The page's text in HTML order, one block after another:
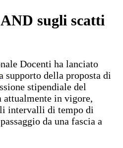
sugli scatti
Docenti ha lanciato
supporto della proposta di
stipendiale del
attualmente in vigore,
intervalli di tempo di
da una fascia a